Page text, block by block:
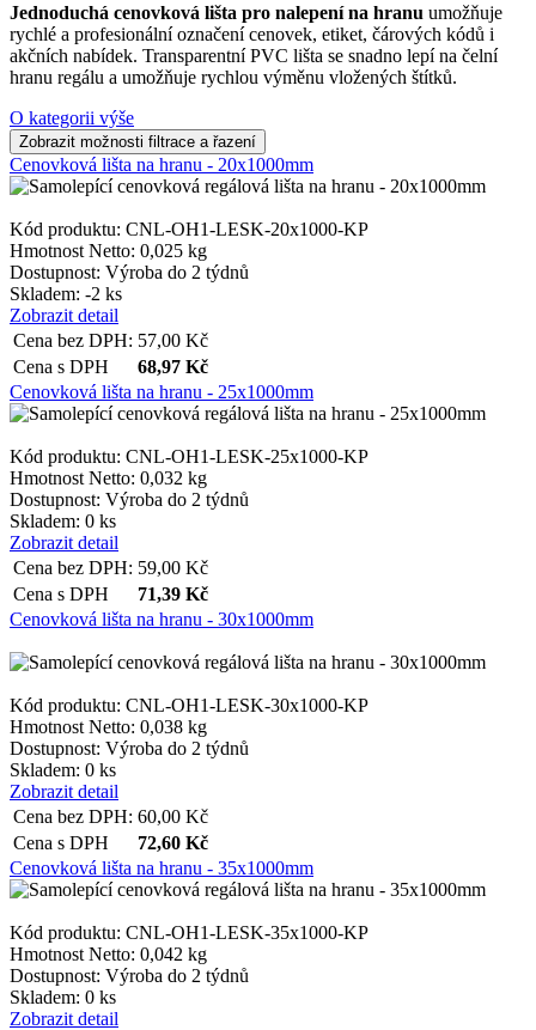
Jednoduchá cenovková lišta pro nalepení na hranu umožňuje
rychlé a profesionální označení cenovek, etiket, čárových kódů i
akčních nabídek. Transparentní PVC lišta se snadno lepí na čelní
hranu regálu a umožňuje rychlou výměnu vložených štítků.
O kategorii výše
Cenovková lišta na hranu - 20x1000mm
Kód produktu: CNL-OH1-LESK-20x1000-KP
Hmotnost Netto: 0,025 kg
Dostupnost: Výroba do 2 týdnů
Skladem: -2 ks
Zobrazit detail
Cena bez DPH: 57,00 Kč
Cena s DPH
68,97 Kč
Cenovková lišta na hranu - 25x1000mm
Kód produktu: CNL-OH1-LESK-25x1000-KP
Hmotnost Netto: 0,032 kg
Dostupnost: Výroba do 2 týdnů
Skladem: 0 ks
Zobrazit detail
Cena bez DPH: 59,00 Kč
Cena s DPH
71,39 Kč
Cenovková lišta na hranu - 30x1000mm
Kód produktu: CNL-OH1-LESK-30x1000-KP
Hmotnost Netto: 0,038 kg
Dostupnost: Výroba do 2 týdnů
Skladem: 0 ks
Zobrazit detail
Cena bez DPH: 60,00 Kč
Cena s DPH
72,60 Kč
Cenovková lišta na hranu - 35x1000mm
Kód produktu: CNL-OH1-LESK-35x1000-KP
Hmotnost Netto: 0,042 kg
Dostupnost: Výroba do 2 týdnů
Skladem: 0 ks
Zobrazit detail